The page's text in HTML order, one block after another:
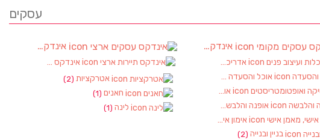
עסקים
אינדקס עסקים ארצי
אינדקס תיירות ארצי
אטרקציות (2)
חאנים (1)
לינה (1)
אינדקס עסקים מקומי (90)
אדריכלות ועיצוב פנים (2)
אוכל והסעדה (17)
אופטיקה ואופטומטריסטים (1)
אופנה והלבשה
אימון אישי, מאמן אישי
בניין ובנייה (2)
(97)